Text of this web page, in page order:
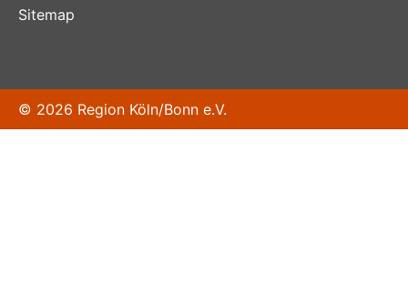
Sitemap
© 2026 Region Köln/Bonn e.V.